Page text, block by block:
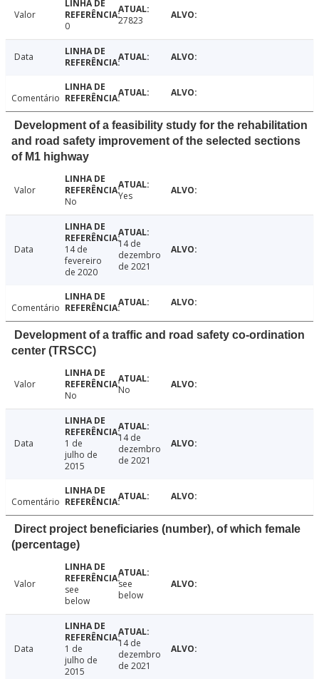
Valor
0
27823
Data
Comentário
Development of a feasibility study for the rehabilitation
and road safety improvement of the selected sections
of M1 highway
Valor
No
Yes
Data
14 de
fevereiro
de 2020
14 de
dezembro
de 2021
Comentário
Development of a traffic and road safety co-ordination
center (TRSCC)
Valor
No
No
Data
1 de
julho de
2015
14 de
dezembro
de 2021
Comentário
Direct project beneficiaries (number), of which female
(percentage)
Valor
see
below
see
below
Data
1 de
julho de
2015
14 de
dezembro
de 2021